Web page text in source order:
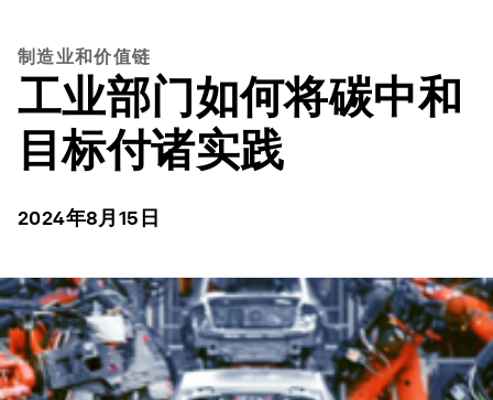
制造业和价值链
工业部门如何将碳中和
目标付诸实践
2024年8月15日